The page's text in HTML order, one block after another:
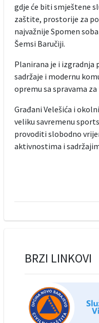
gdje će biti smještene
zaštite, prostorije za
najvažnije Spomen
Šemsi Baručiji.
Planirana je i izgradnja
sadržaje i modernu
opremu sa spravama
Građani Velešića i
veliku savremenu
provoditi slobodno
aktivnostima i
BRZI LINKOVI